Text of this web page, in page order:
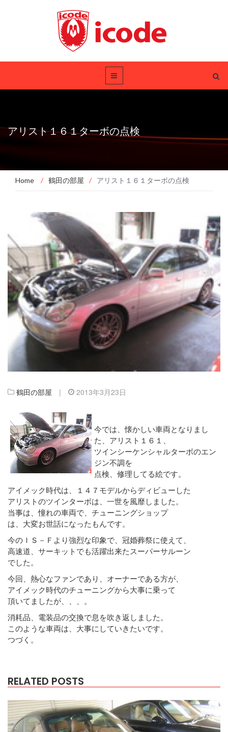
アリスト１６１ターボの点検
Home / 鶴田の部屋 / アリスト１６１ターボの点検
鶴田の部屋 | 2013年3月23日
今では、懐かしい車両となりまし
た、アリスト１６１、
ツインシーケンシャルターボのエン
ジン不調を
点検、修理してる絵です。
アイメック時代は、１４７モデルからディビューした
アリストのツインターボは、一世を風靡しました。
当事は、憧れの車両で、チューニングショップ
は、大変お世話になったもんです。
今のＩＳ－Ｆより強烈な印象で、冠婚葬祭に使えて、
高速道、サーキットでも活躍出来たスーパーサルーン
でした。
今回、熱心なファンであり、オーナーである方が、
アイメック時代のチューニングから大事に乗って
頂いてましたが、、、。
消耗品、電装品の交換で息を吹き返しました。
このような車両は、大事にしていきたいです。
つづく。
RELATED POSTS